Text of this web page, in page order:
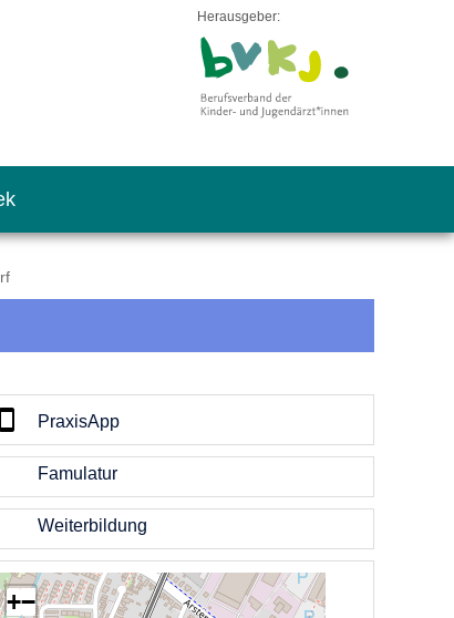
Herausgeber:
PraxisApp
Famulatur
Weiterbildung
+−